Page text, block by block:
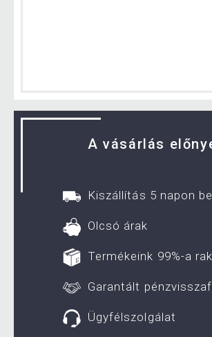
A vásárlás
Kiszállítás 5 napon
Olcsó árak
Termékeink 99%-a
Garantált
Ügyfélszolgálat